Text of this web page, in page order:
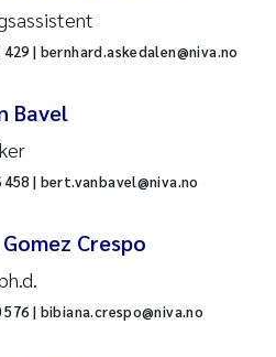
429 | bernhard.askedalen@niva.no
Bavel
458 | bert.vanbavel@niva.no
Crespo
576 | bibiana.crespo@niva.no